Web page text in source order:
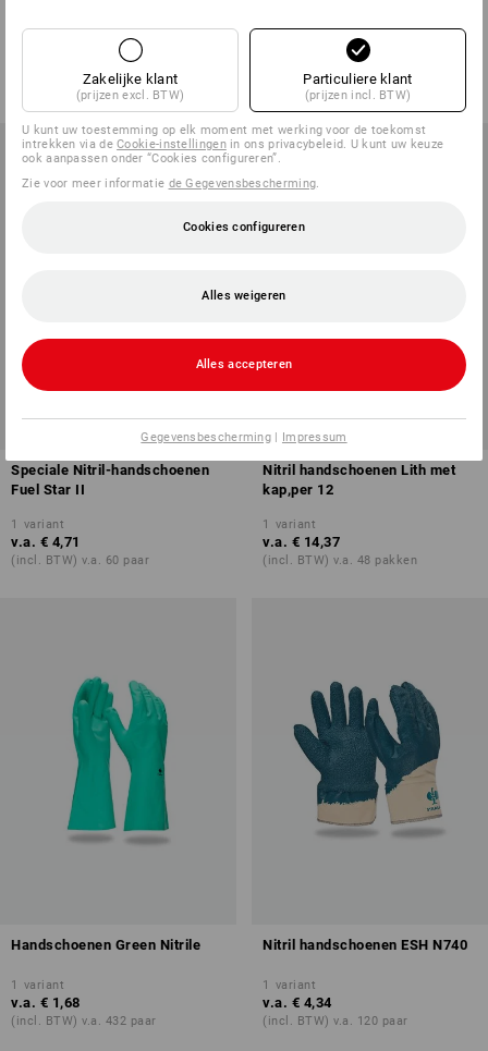
(incl. BTW) v.a. 72 paar
€ 2,41
(incl. BTW) v.a. 480 paar
Speciale Nitril-handschoenen
Fuel Star II
1 variant
v.a. € 4,71
(incl. BTW) v.a. 60 paar
Nitril handschoenen Lith met
kap,per 12
1 variant
v.a. € 14,37
(incl. BTW) v.a. 48 pakken
Handschoenen Green Nitrile
1 variant
v.a. € 1,68
(incl. BTW) v.a. 432 paar
Nitril handschoenen ESH N740
1 variant
v.a. € 4,34
(incl. BTW) v.a. 120 paar
Zakelijke klant
(prijzen excl. BTW)
Particuliere klant
(prijzen incl. BTW)
U kunt uw toestemming op elk moment met werking voor de toekomst
intrekken via deCookie-instellingenin ons privacybeleid. U kunt uw keuze
ook aanpassen onder “Cookies configureren”.
Zie voor meer informatie de Gegevensbescherming
Cookies configureren
Alles weigeren
Alles accepteren
Gegevensbescherming | Impressum